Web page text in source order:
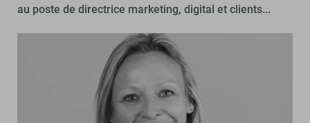
au poste de directrice marketing, digital et clients...